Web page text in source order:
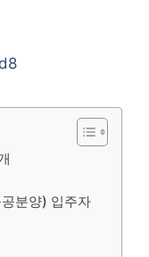
분양) 입주자